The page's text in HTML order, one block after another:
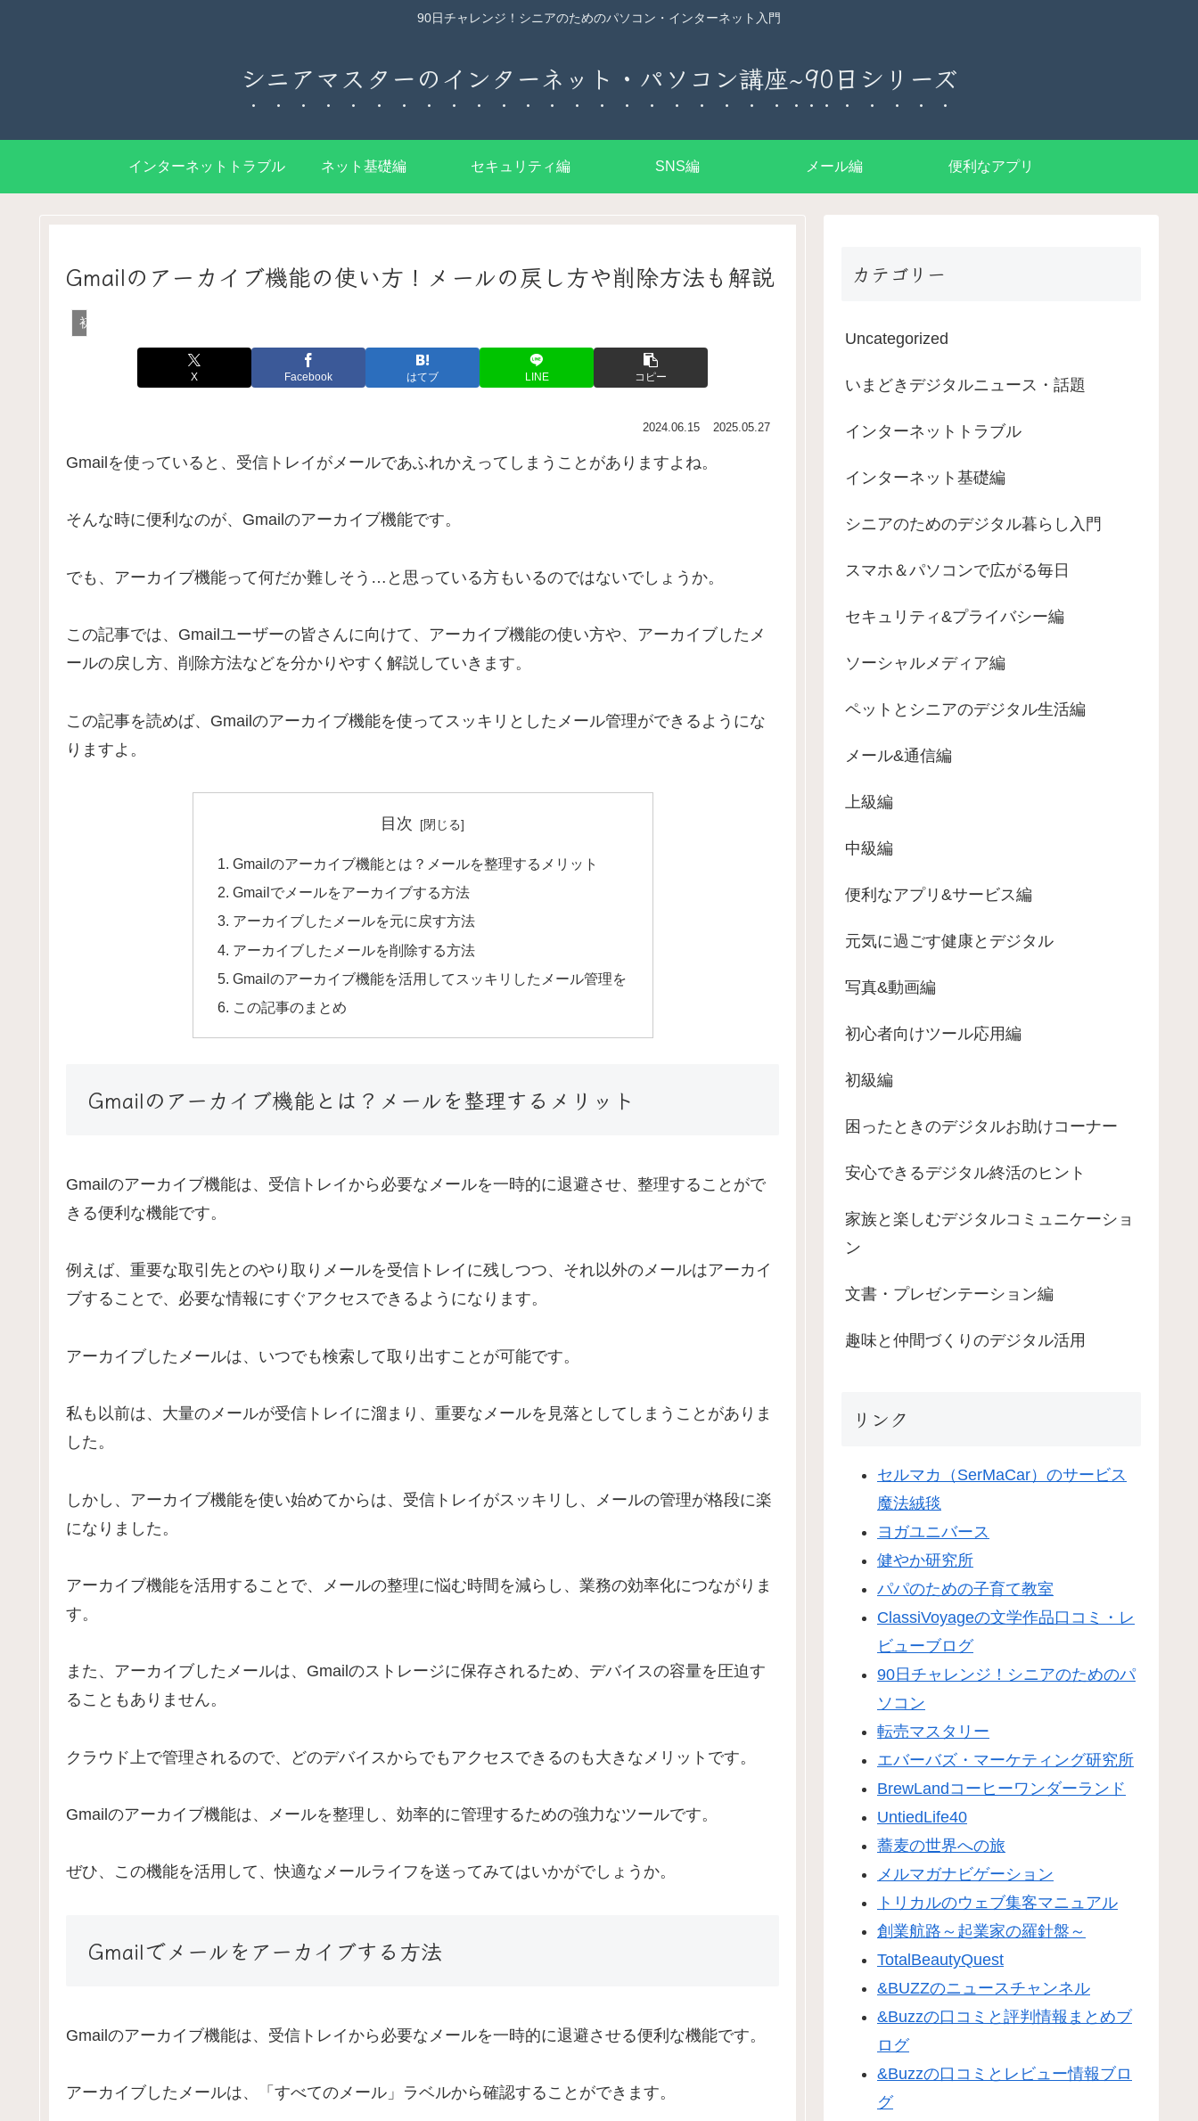
90日チャレンジ！シニアのためのパソコン・インターネット入門
シニアマスターのインターネット・パソコン講座~90日シリーズ
インターネットトラブル ネット基礎編 セキュリティ編 SNS編 メール編 便利なアプリ
Gmailのアーカイブ機能の使い方！メールの戻し方や削除方法も解説
初心者向けツール応用編
X Facebook はてブ LINE コピー
2024.06.15 2025.05.27
Gmailを使っていると、受信トレイがメールであふれかえってしまうことがありますよね。
そんな時に便利なのが、Gmailのアーカイブ機能です。
でも、アーカイブ機能って何だか難しそう…と思っている方もいるのではないでしょうか。
この記事では、Gmailユーザーの皆さんに向けて、アーカイブ機能の使い方や、アーカイブしたメ
ールの戻し方、削除方法などを分かりやすく解説していきます。
この記事を読めば、Gmailのアーカイブ機能を使ってスッキリとしたメール管理ができるようにな
りますよ。
目次
Gmailのアーカイブ機能とは？メールを整理するメリット
Gmailでメールをアーカイブする方法
アーカイブしたメールを元に戻す方法
アーカイブしたメールを削除する方法
Gmailのアーカイブ機能を活用してスッキリしたメール管理を
この記事のまとめ
Gmailのアーカイブ機能とは？メールを整理するメリット
Gmailのアーカイブ機能は、受信トレイから必要なメールを一時的に退避させ、整理することがで
きる便利な機能です。
例えば、重要な取引先とのやり取りメールを受信トレイに残しつつ、それ以外のメールはアーカイ
ブすることで、必要な情報にすぐアクセスできるようになります。
アーカイブしたメールは、いつでも検索して取り出すことが可能です。
私も以前は、大量のメールが受信トレイに溜まり、重要なメールを見落としてしまうことがありま
した。
しかし、アーカイブ機能を使い始めてからは、受信トレイがスッキリし、メールの管理が格段に楽
になりました。
アーカイブ機能を活用することで、メールの整理に悩む時間を減らし、業務の効率化につながりま
す。
また、アーカイブしたメールは、Gmailのストレージに保存されるため、デバイスの容量を圧迫す
ることもありません。
クラウド上で管理されるので、どのデバイスからでもアクセスできるのも大きなメリットです。
Gmailのアーカイブ機能は、メールを整理し、効率的に管理するための強力なツールです。
ぜひ、この機能を活用して、快適なメールライフを送ってみてはいかがでしょうか。
Gmailでメールをアーカイブする方法
Gmailのアーカイブ機能は、受信トレイから必要なメールを一時的に退避させる便利な機能です。
アーカイブしたメールは、「すべてのメール」ラベルから確認することができます。
カテゴリー
Uncategorized
いまどきデジタルニュース・話題
インターネットトラブル
インターネット基礎編
シニアのためのデジタル暮らし入門
スマホ＆パソコンで広がる毎日
セキュリティ&プライバシー編
ソーシャルメディア編
ペットとシニアのデジタル生活編
メール&通信編
上級編
中級編
便利なアプリ&サービス編
元気に過ごす健康とデジタル
写真&動画編
初心者向けツール応用編
初級編
困ったときのデジタルお助けコーナー
安心できるデジタル終活のヒント
家族と楽しむデジタルコミュニケーショ
ン
文書・プレゼンテーション編
趣味と仲間づくりのデジタル活用
リンク
セルマカ（SerMaCar）のサービス
魔法絨毯
ヨガユニバース
健やか研究所
パパのための子育て教室
ClassiVoyageの文学作品口コミ・レ
ビューブログ
90日チャレンジ！シニアのためのパ
ソコン
転売マスタリー
エバーバズ・マーケティング研究所
BrewLandコーヒーワンダーランド
UntiedLife40
蕎麦の世界への旅
メルマガナビゲーション
トリカルのウェブ集客マニュアル
創業航路～起業家の羅針盤～
TotalBeautyQuest
&BUZZのニュースチャンネル
&Buzzの口コミと評判情報まとめブ
ログ
&Buzzの口コミとレビュー情報ブロ
グ